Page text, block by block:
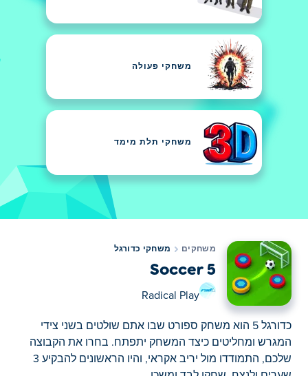
משחקי פעולה
משחקי תלת מימד
משחקים משחקי כדורגל
Soccer 5
Radical Play
כדורגל 5 הוא משחק ספורט שבו אתם שולטים בשני צידי
המגרש ומחליטים כיצד המשחק יתפתח. בחרו את הקבוצה
שלכם, התמודדו מול יריב אקראי, והיו הראשונים להבקיע 3